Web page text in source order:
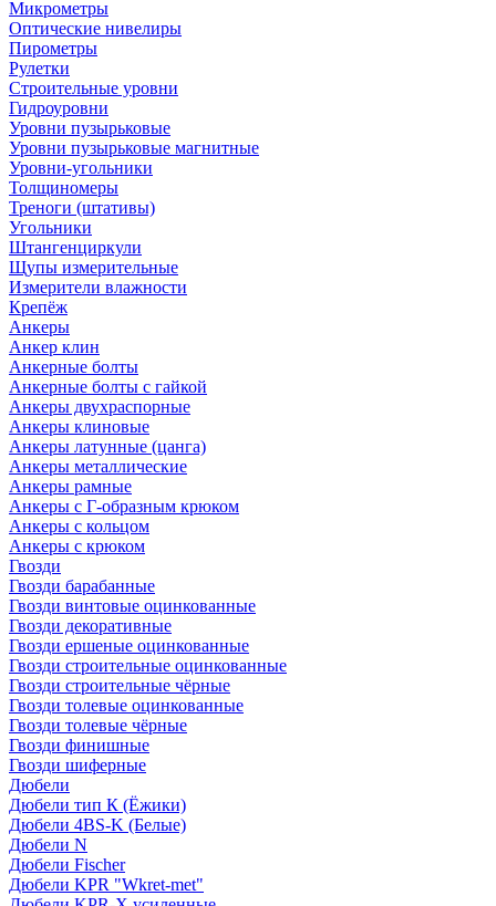
Микрометры
Оптические нивелиры
Пирометры
Рулетки
Строительные уровни
Гидроуровни
Уровни пузырьковые
Уровни пузырьковые магнитные
Уровни-угольники
Толщиномеры
Треноги (штативы)
Угольники
Штангенциркули
Щупы измерительные
Измерители влажности
Крепёж
Анкеры
Анкер клин
Анкерные болты
Анкерные болты с гайкой
Анкеры двухраспорные
Анкеры клиновые
Анкеры латунные (цанга)
Анкеры металлические
Анкеры рамные
Анкеры с Г-образным крюком
Анкеры с кольцом
Анкеры с крюком
Гвозди
Гвозди барабанные
Гвозди винтовые оцинкованные
Гвозди декоративные
Гвозди ершеные оцинкованные
Гвозди строительные оцинкованные
Гвозди строительные чёрные
Гвозди толевые оцинкованные
Гвозди толевые чёрные
Гвозди финишные
Гвозди шиферные
Дюбели
Дюбели тип К (Ёжики)
Дюбели 4BS-K (Белые)
Дюбели N
Дюбели Fischer
Дюбели KPR "Wkret-met"